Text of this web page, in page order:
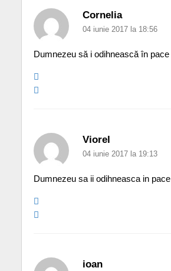
Cornelia
04 iunie 2017 la 18:56
Dumnezeu să i odihnească în pace
Viorel
04 iunie 2017 la 19:13
Dumnezeu sa ii odihneasca in pace
ioan